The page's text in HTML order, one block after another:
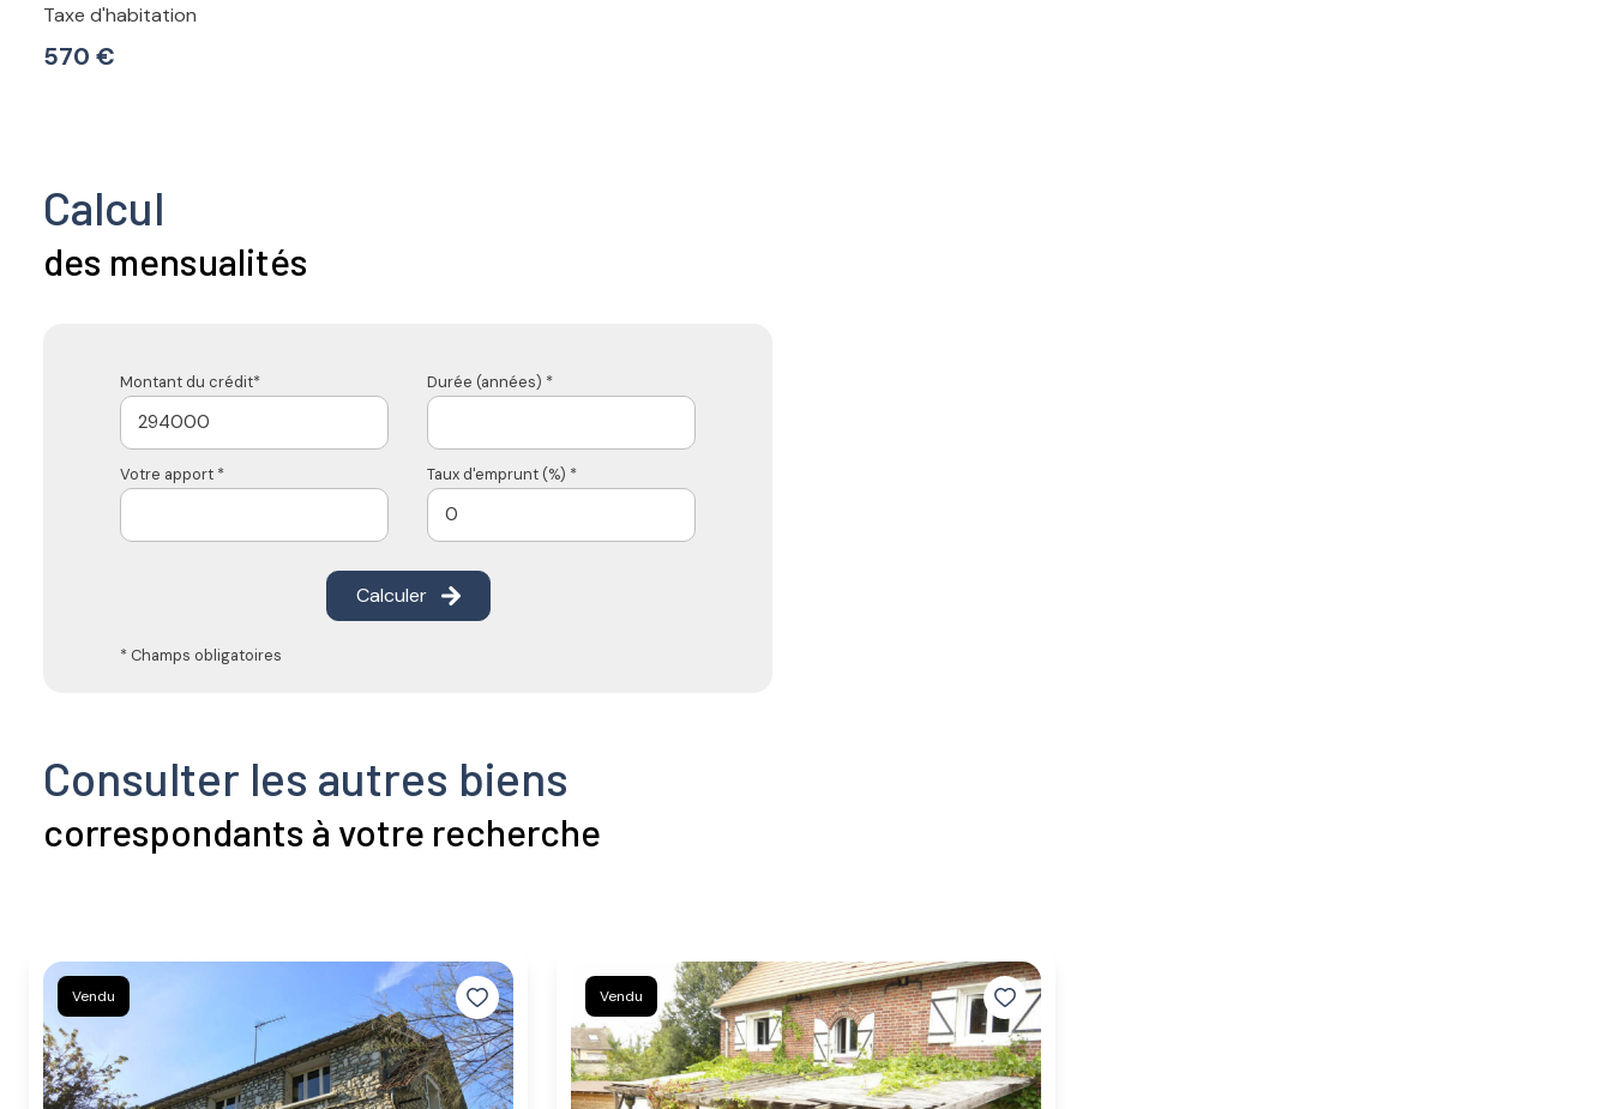
Taxe d'habitation
570 €
Calcul
des mensualités
Montant du crédit* Durée (années) *
Votre apport * Taux d'emprunt (%) *
Calculer
* Champs obligatoires
Consulter les autres biens
correspondants à votre recherche
Vendu Vendu